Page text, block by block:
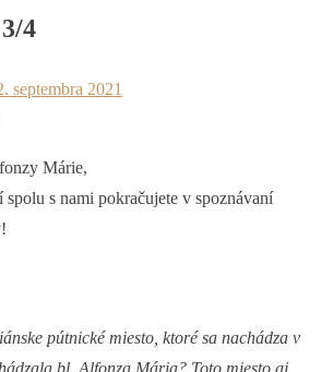
4
septembra 2021
Márie,
spolu s nami pokračujete v spoznávaní
pútnické miesto, ktoré sa nachádza v
bl. Alfonza Mária? Toto miesto aj